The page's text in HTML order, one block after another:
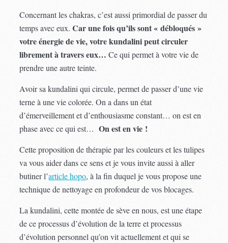
Concernant les chakras, c’est aussi primordial de passer du
temps avec eux.Car une fois qu’ils sont « débloqués »
votre énergie de vie, votre kundalini peut circuler
librement à travers eux… Ce qui permet à votre vie de
prendre une autre teinte.
Avoir sa kundalini qui circule, permet de passer d’une vie
terne à une vie colorée. On a dans un état
d’émerveillement et d’enthousiasme constant… on est en
phase avec ce qui est…On est en vie !
Cette proposition de thérapie par les couleurs et les tulipes
va vous aider dans ce sens et je vous invite aussi à aller
butiner l’article hopo, à la fin duquel je vous propose une
technique de nettoyage en profondeur de vos blocages.
La kundalini, cette montée de sève en nous, est une étape
de ce processus d’évolution de la terre et processus
d’évolution personnel qu’on vit actuellement et qui se